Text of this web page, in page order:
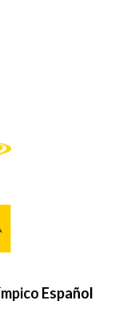
Español